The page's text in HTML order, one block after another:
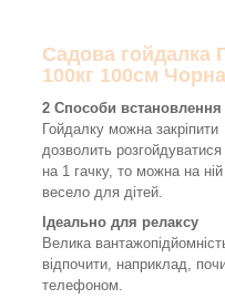
Садова гойдалка
100кг 100см
2 Способи встановлення
Гойдалку можна
дозволить
на 1 гачку, то можна на
весело для дітей.
Ідеально для релаксу
Велика
відпочити, наприклад,
телефоном.